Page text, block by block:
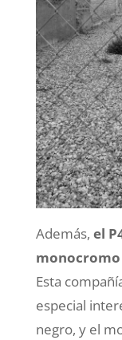
Además, el
monocromo
Esta
especial
negro, y el